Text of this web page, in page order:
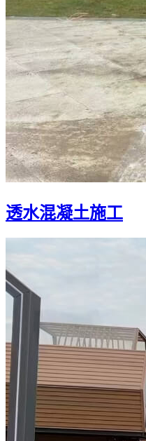
透水混凝土施工